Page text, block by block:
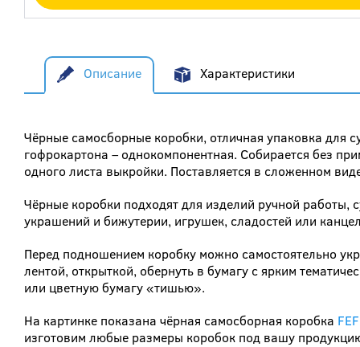
Описание Характеристики
Чёрные самосборные коробки, отличная упаковка для
гофрокартона – однокомпонентная. Собирается без
одного листа выкройки. Поставляется в сложенном
Чёрные коробки подходят для изделий ручной
украшений и бижутерии, игрушек, сладостей или
Перед подношением коробку можно самостоятельно
лентой, открыткой, обернуть в бумагу с ярким
или цветную бумагу «тишью».
На картинке показана чёрная самосборная коробка
изготовим любые размеры коробок под вашу